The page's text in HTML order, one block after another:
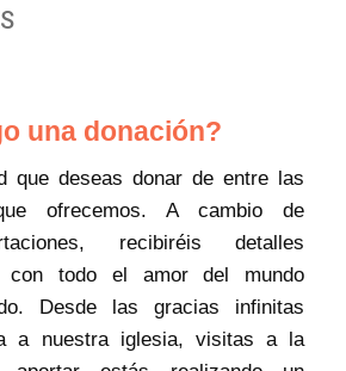
una donación?
que deseas donar de entre las
ofrecemos. A cambio de
recibiréis detalles
con todo el amor del mundo
Desde las gracias infinitas
a nuestra iglesia, visitas a la